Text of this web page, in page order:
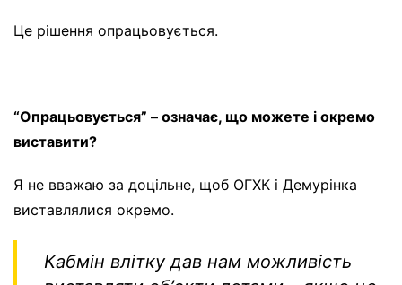
Це рішення опрацьовується.
“Опрацьовується” – означає, що можете і окремо
виставити?
Я не вважаю за доцільне, щоб ОГХК і Демурінка
виставлялися окремо.
Кабмін влітку дав нам можливість